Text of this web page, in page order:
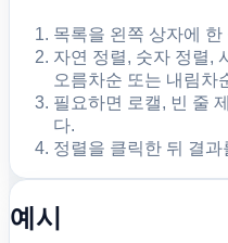
목록을 왼쪽 상자에
자연 정렬, 숫자 정렬,
오름차순 또는 내림차
필요하면 로캘, 빈 줄
다.
정렬을 클릭한 뒤 결
예시